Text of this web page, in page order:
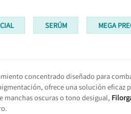
SERÚM MEGA
concentrado diseñado para
ofrece una solución
manchas oscuras o tono desigual,